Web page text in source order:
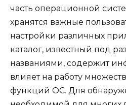
часть операционной
хранятся важные
настройки различных
каталог, известный под
названиями, содержит
влияет на работу
функций ОС. Для